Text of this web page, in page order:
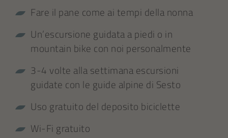
Fare il pane come ai tempi della nonna
Un’escursione guidata a piedi o in
mountain bike con noi personalmente
3-4 volte alla settimana escursioni
guidate con le guide alpine di Sesto
Uso gratuito del deposito biciclette
Wi-Fi gratuito